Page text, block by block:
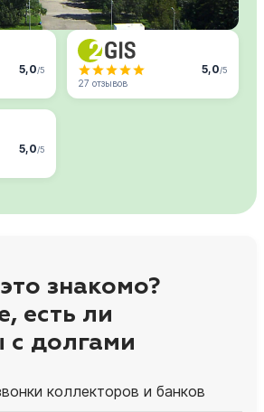
5,0/5 5,0/5
27 отзывов
5,0/5
знакомо?
есть ли
с долгами
коллекторов и банков